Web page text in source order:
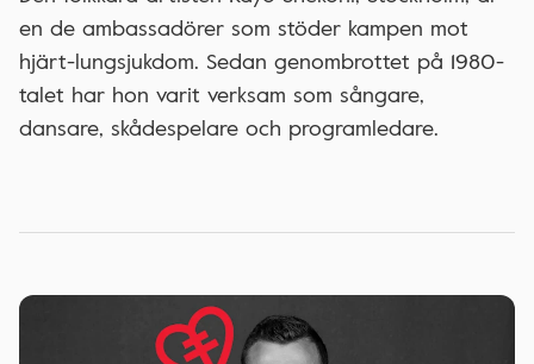
en de ambassadörer som stöder kampen mot
hjärt-lungsjukdom. Sedan genombrottet på 1980-
talet har hon varit verksam som sångare,
dansare, skådespelare och programledare.